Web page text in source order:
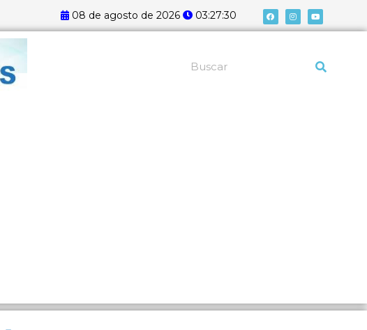
08 de agosto de 2026 03:27:31 F
a
c
e
I
n
s
t
Y
o
u
t
Pesquisar